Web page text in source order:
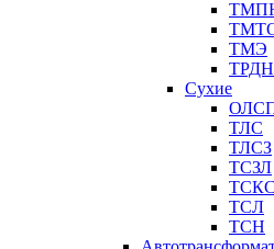
ТМЭ
Сухие
ТЛС
ТЛСЗ
ТСЗЛ
ТСКС
ТСЛ
ТСН